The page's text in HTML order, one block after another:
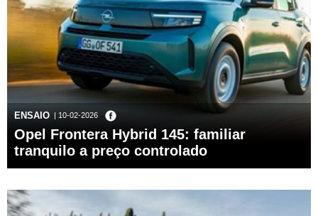
ENSAIO | 10-02-2026
Opel Frontera Hybrid 145: familiar
tranquilo a preço controlado